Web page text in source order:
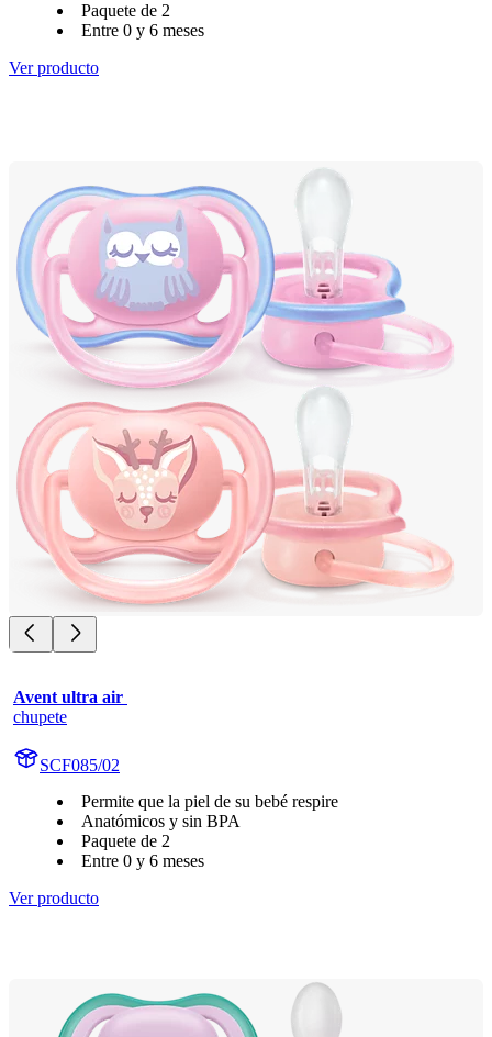
Paquete de 2
Entre 0 y 6 meses
Ver producto
Avent ultra air
chupete
SCF085/02
Permite que la piel de su bebé respire
Anatómicos y sin BPA
Paquete de 2
Entre 0 y 6 meses
Ver producto